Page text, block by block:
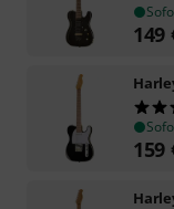
149
159